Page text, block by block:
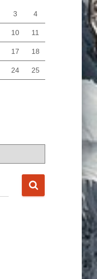
3 4
10 11
17 18
24 25